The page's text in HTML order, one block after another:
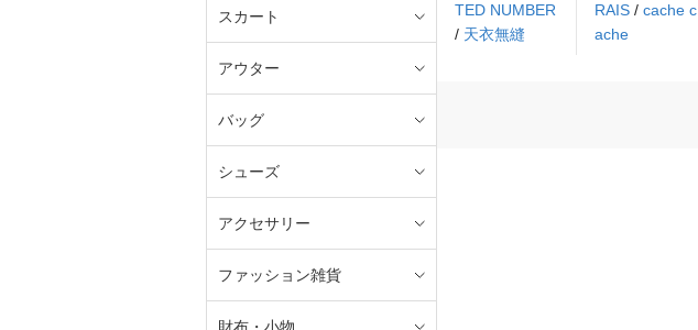
スカート
アウター
バッグ
シューズ
アクセサリー
ファッション雑貨
TED NUMBER
/ 天衣無縫
RAIS / cache c
ache